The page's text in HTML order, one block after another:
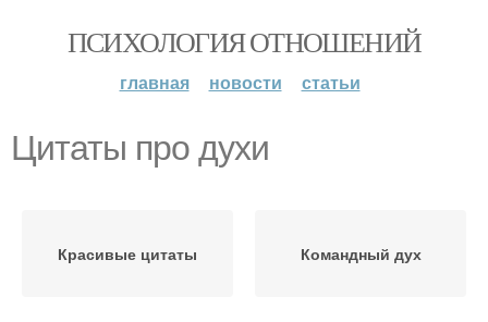
ПСИХОЛОГИЯ ОТНОШЕНИЙ
главная новости статьи
Цитаты про духи
Красивые цитаты Командный дух